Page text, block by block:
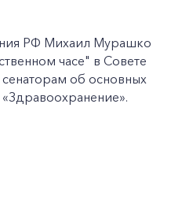
РФ Михаил Мурашко
часе" в Совете
об основных
«Здравоохранение».